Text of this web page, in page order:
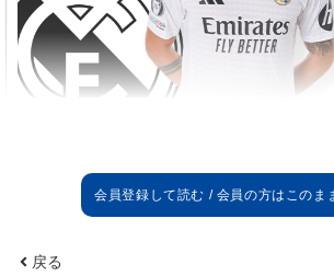
バジャドリード戦
特に序盤はとても難しかった。 僕た
が、重要なのは守備の仕事だ。 ア
戻る